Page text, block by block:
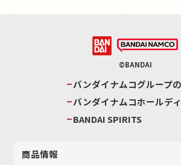
©BANDAI
バンダイナムコグループ
バンダイナムコホールデ
BANDAI SPIRITS
商品情報